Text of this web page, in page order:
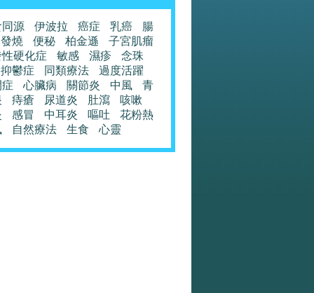
源 伊波拉 癌症 乳癌
腸
發燒
便秘 柏金遜
子宮肌瘤
硬化症
敏感 濕疹
念珠
抑鬱症
同類療法
過度活躍
心臟病 關節炎 中風
青
痔瘡 尿道炎 肚瀉
咳嗽
感冒 中耳炎 嘔吐
花粉熱
自然療法 生食 心靈